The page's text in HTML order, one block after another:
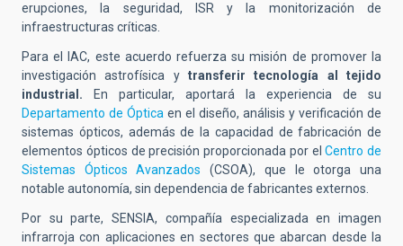
erupciones, la seguridad, ISR y la monitorización de
infraestructuras críticas.
Para el IAC, este acuerdo refuerza su misión de promover la
investigación astrofísica y transferir tecnología al tejido
industrial. En particular, aportará la experiencia de su
Departamento de Óptica en el diseño, análisis y verificación de
sistemas ópticos, además de la capacidad de fabricación de
elementos ópticos de precisión proporcionada por elCentro de
Sistemas Ópticos Avanzados (CSOA), que le otorga una
notable autonomía, sin dependencia de fabricantes externos.
Por su parte, SENSIA, compañía especializada en imagen
infrarroja con aplicaciones en sectores que abarcan desde la